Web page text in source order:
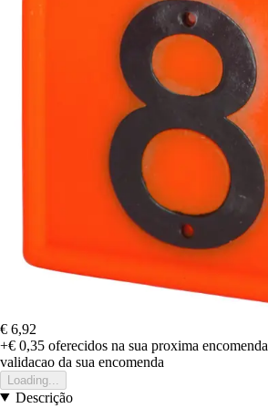
€ 6,92
+€ 0,35 oferecidos na sua proxima encomenda
validacao da sua encomenda
Loading...
Descrição